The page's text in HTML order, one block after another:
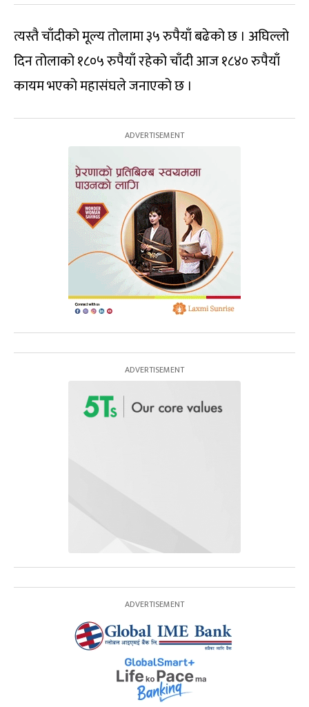
त्यस्तै चाँदीको मूल्य तोलामा ३५ रुपैयाँ बढेको छ । अघिल्लो
दिन तोलाको १८०५ रुपैयाँ रहेको चाँदी आज १८४० रुपैयाँ
कायम भएको महासंघले जनाएको छ ।